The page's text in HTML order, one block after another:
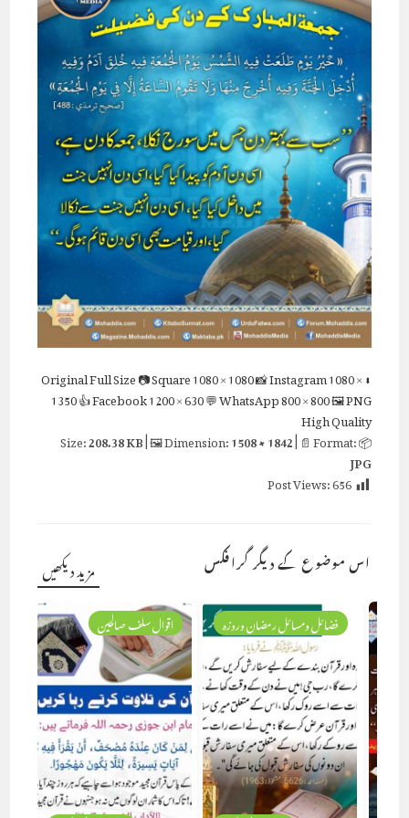
⬇ Original
Full Size📷 Square1080 × 1080📸 Instagram1080 ×
1350👍 Facebook1200 × 630💬 WhatsApp800 × 800🖼 PNG
High Quality
📦 Size:
208.38 KB| 🖼 Dimension:1508 × 1842| 📄 Format:
JPG
Post Views:656
اس موضوع کے دیگر گرافکس مزید دیکھیں
فضائل ومسائل رمضان وروزہ اقوال سلف صالحین